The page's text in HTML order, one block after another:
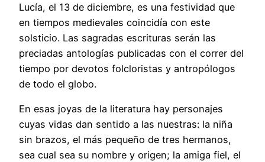
Lucía, el 13 de diciembre, es una festividad que
en tiempos medievales coincidía con este
solsticio. Las sagradas escrituras serán las
preciadas antologías publicadas con el correr del
tiempo por devotos folcloristas y antropólogos
de todo el globo.
En esas joyas de la literatura hay personajes
cuyas vidas dan sentido a las nuestras: la niña
sin brazos, el más pequeño de tres hermanos,
sea cual sea su nombre y origen; la amiga fiel, el